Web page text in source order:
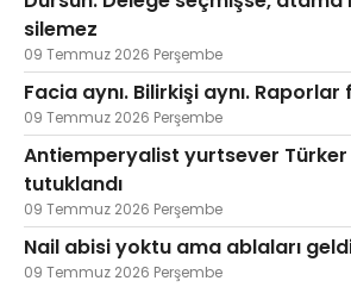
silemez
09 Temmuz 2026 Perşembe
Facia aynı. Bilirkişi aynı. Raporlar
09 Temmuz 2026 Perşembe
Antiemperyalist yurtsever
tutuklandı
09 Temmuz 2026 Perşembe
Nail abisi yoktu ama ablaları
09 Temmuz 2026 Perşembe